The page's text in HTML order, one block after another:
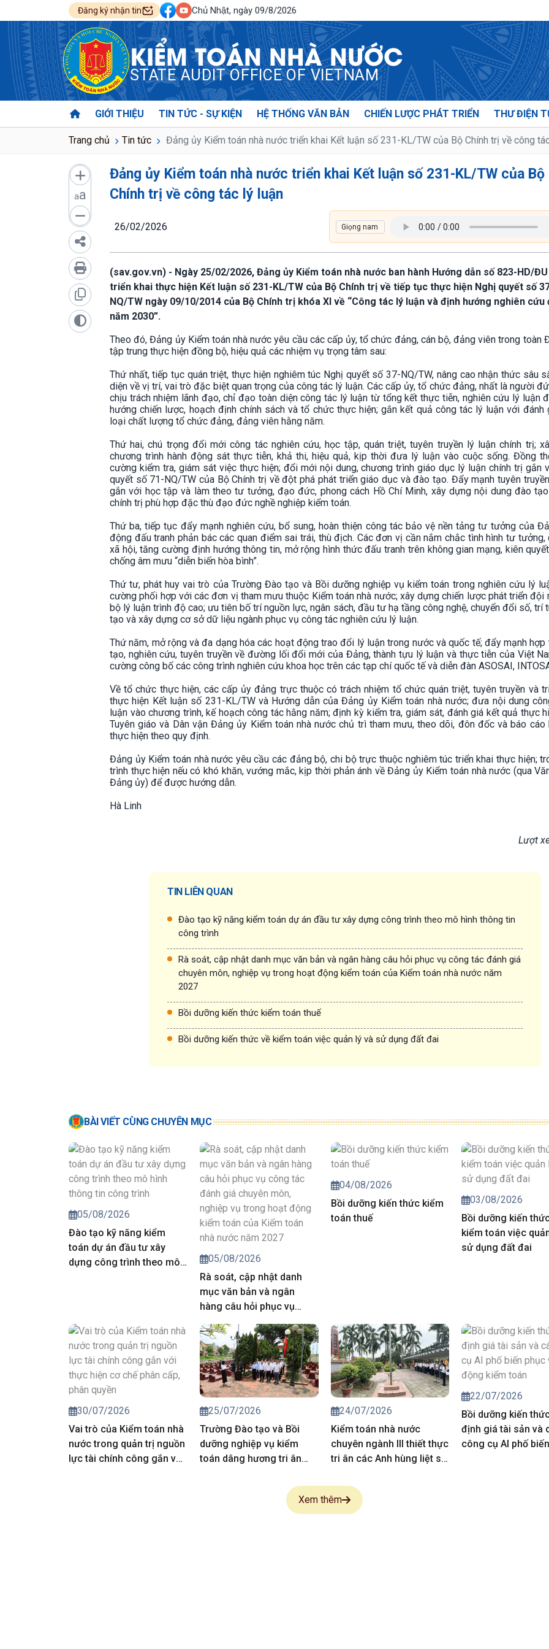
Đăng ký nhận tin Chủ Nhật, ngày 09/8/2026
KIỂM TOÁN NHÀ NƯỚC
STATE AUDIT OFFICE OF VIETNAM
GIỚI THIỆU TIN TỨC - SỰ KIỆN HỆ THỐNG VĂN BẢN CHIẾN LƯỢC PHÁT TRIỂN THƯ ĐIỆN
Trang chủ Tin tức Đảng ủy Kiểm toán nhà nước triển khai Kết luận số 231-KL/TW của Bộ Chính trị về công
aa
Đảng ủy Kiểm toán nhà nước triển khai Kết luận số 231-KL/TW của Bộ
Chính trị về công tác lý luận
26/02/2026
(sav.gov.vn) - Ngày 25/02/2026, Đảng ủy Kiểm toán nhà nước ban hành Hướng dẫn số 823-HD/
triển khai thực hiện Kết luận số 231-KL/TW của Bộ Chính trị về tiếp tục thực hiện Nghị quyết số
NQ/TW ngày 09/10/2014 của Bộ Chính trị khóa XI về “Công tác lý luận và định hướng nghiên cứu
năm 2030”.
Theo đó, Đảng ủy Kiểm toán nhà nước yêu cầu các cấp ủy, tổ chức đảng, cán bộ, đảng viên trong toàn
tập trung thực hiện đồng bộ, hiệu quả các nhiệm vụ trọng tâm sau:
Thứ nhất, tiếp tục quán triệt, thực hiện nghiêm túc Nghị quyết số 37-NQ/TW, nâng cao nhận thức sâu
diện về vị trí, vai trò đặc biệt quan trọng của công tác lý luận. Các cấp ủy, tổ chức đảng, nhất là người
chịu trách nhiệm lãnh đạo, chỉ đạo toàn diện công tác lý luận từ tổng kết thực tiễn, nghiên cứu lý luận
hướng chiến lược, hoạch định chính sách và tổ chức thực hiện; gắn kết quả công tác lý luận với đánh
loại chất lượng tổ chức đảng, đảng viên hằng năm.
Thứ hai, chú trọng đổi mới công tác nghiên cứu, học tập, quán triệt, tuyên truyền lý luận chính trị;
chương trình hành động sát thực tiễn, khả thi, hiệu quả, kịp thời đưa lý luận vào cuộc sống. Đồng
cường kiểm tra, giám sát việc thực hiện; đổi mới nội dung, chương trình giáo dục lý luận chính trị gắn
quyết số 71-NQ/TW của Bộ Chính trị về đột phá phát triển giáo dục và đào tạo. Đẩy mạnh tuyên
gắn với học tập và làm theo tư tưởng, đạo đức, phong cách Hồ Chí Minh, xây dựng nội dung đào
chính trị phù hợp đặc thù đạo đức nghề nghiệp kiểm toán.
Thứ ba, tiếp tục đẩy mạnh nghiên cứu, bổ sung, hoàn thiện công tác bảo vệ nền tảng tư tưởng của
động đấu tranh phản bác các quan điểm sai trái, thù địch. Các đơn vị cần nắm chắc tình hình tư tưởng,
xã hội, tăng cường định hướng thông tin, mở rộng hình thức đấu tranh trên không gian mạng, kiên
chống âm mưu “diễn biến hòa bình”.
Thứ tư, phát huy vai trò của Trường Đào tạo và Bồi dưỡng nghiệp vụ kiểm toán trong nghiên cứu lý
cường phối hợp với các đơn vị tham mưu thuộc Kiểm toán nhà nước; xây dựng chiến lược phát triển đội
bộ lý luận trình độ cao; ưu tiên bố trí nguồn lực, ngân sách, đầu tư hạ tầng công nghệ, chuyển đổi số, trí
tạo và xây dựng cơ sở dữ liệu ngành phục vụ công tác nghiên cứu lý luận.
Thứ năm, mở rộng và đa dạng hóa các hoạt động trao đổi lý luận trong nước và quốc tế; đẩy mạnh hợp
tạo, nghiên cứu, tuyên truyền về đường lối đổi mới của Đảng, thành tựu lý luận và thực tiễn của Việt
cường công bố các công trình nghiên cứu khoa học trên các tạp chí quốc tế và diễn đàn ASOSAI,
Về tổ chức thực hiện, các cấp ủy đảng trực thuộc có trách nhiệm tổ chức quán triệt, tuyên truyền và
thực hiện Kết luận số 231-KL/TW và Hướng dẫn của Đảng ủy Kiểm toán nhà nước; đưa nội dung
luận vào chương trình, kế hoạch công tác hằng năm; định kỳ kiểm tra, giám sát, đánh giá kết quả thực
Tuyên giáo và Dân vận Đảng ủy Kiểm toán nhà nước chủ trì tham mưu, theo dõi, đôn đốc và báo cáo
thực hiện theo quy định.
Đảng ủy Kiểm toán nhà nước yêu cầu các đảng bộ, chi bộ trực thuộc nghiêm túc triển khai thực hiện;
trình thực hiện nếu có khó khăn, vướng mắc, kịp thời phản ánh về Đảng ủy Kiểm toán nhà nước (qua
Đảng ủy) để được hướng dẫn.
Hà Linh
Lượt
TIN LIÊN QUAN
Đào tạo kỹ năng kiểm toán dự án đầu tư xây dựng công trình theo mô hình thông tin
công trình
Rà soát, cập nhật danh mục văn bản và ngân hàng câu hỏi phục vụ công tác đánh giá
chuyên môn, nghiệp vụ trong hoạt động kiểm toán của Kiểm toán nhà nước năm
2027
Bồi dưỡng kiến thức kiểm toán thuế
Bồi dưỡng kiến thức về kiểm toán việc quản lý và sử dụng đất đai
BÀI VIẾT CÙNG CHUYÊN MỤC
05/08/2026
Đào tạo kỹ năng kiểm
toán dự án đầu tư xây
dựng công trình theo mô
05/08/2026
Rà soát, cập nhật danh
mục văn bản và ngân
hàng câu hỏi phục vụ
công tác đánh giá chuyên
môn, nghiệp vụ trong hoạt
động kiểm toán của Kiểm
toán nhà nước năm 2027
04/08/2026
Bồi dưỡng kiến thức kiểm
toán thuế
03/08/2026
Bồi dưỡng kiến
kiểm toán việc
sử dụng đất đai
30/07/2026
Vai trò của Kiểm toán nhà
nước trong quản trị nguồn
lực tài chính công gắn với
25/07/2026
Trường Đào tạo và Bồi
dưỡng nghiệp vụ kiểm
toán dâng hương tri ân
24/07/2026
Kiểm toán nhà nước
chuyên ngành III thiết thực
tri ân các Anh hùng liệt sĩ,
22/07/2026
Bồi dưỡng kiến
định giá tài sản và
công cụ AI phố
Xem thêm